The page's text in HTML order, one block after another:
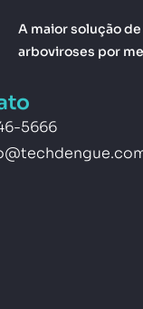
A maior solução
arboviroses por
5666